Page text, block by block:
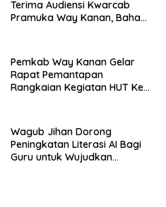
Terima Audiensi Kwarcab
Pramuka Way Kanan, Bahas
Pemkab Way Kanan Gelar
Rapat Pemantapan
Rangkaian Kegiatan HUT Ke-
Wagub Jihan Dorong
Peningkatan Literasi AI Bagi
Guru untuk Wujudkan